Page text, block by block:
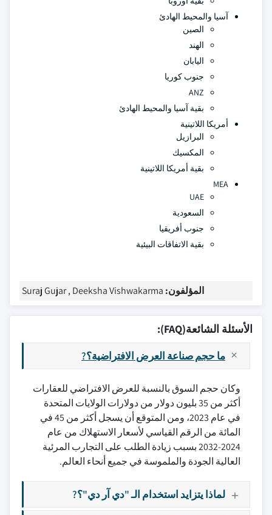
آسيا والمحيط الهادئ
الصين
الهند
اليابان
جنوب كوريا
ANZ
بقية آسيا والمحيط الهادئ
أمريكا اللاتينية
البرازيل
المكسيك
بقية أمريكا اللاتينية
MEA
UAE
السعودية
جنوب أفريقيا
بقية الاتفاقات البيئية
المؤلفون: Suraj Gujar , Deeksha Vishwakarma
الأسئلة الشائعة(FAQ):
ما حجم صناعة العرض الافتراضية؟?
وكان حجم السوق بالنسبة للعرض الافتراضي للعقارات
أكثر من 35 بليون دولار من دولارات الولايات المتحدة
في عام 2023، ومن المتوقع أن يسجل أكثر من 45 في
المائة من الرقم القياسي لأسعار الاستهلاك من عام
2024-2032 بسبب زيادة الطلب على التجارب المرئية
العالية الجودة والملموسة في جميع أنحاء العالم.
لماذا يتزايد استخدام الـ "دي آر دي"؟?